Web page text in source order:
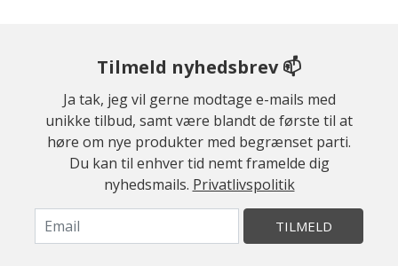
Tilmeld nyhedsbrev 📫
Ja tak, jeg vil gerne modtage e-mails med
unikke tilbud, samt være blandt de første til at
høre om nye produkter med begrænset parti.
Du kan til enhver tid nemt framelde dig
nyhedsmails. Privatlivspolitik
TILMELD